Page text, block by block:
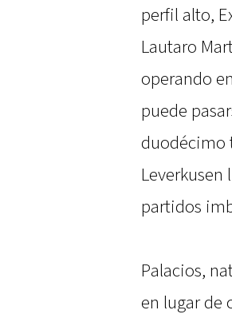
perfil alto,
Lautaro
operando
puede
duodécimo
partidos
Palacios,
en lugar de